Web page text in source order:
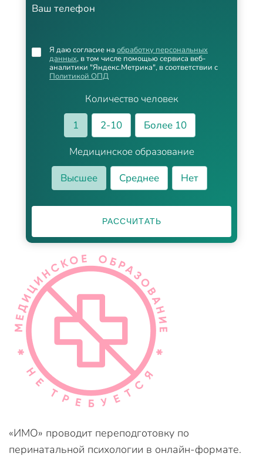
Ваш телефон
Количество человек
1
2-10
Более 10
Медицинское образование
Высшее
Среднее Нет
Я даю согласие на обработку персональных
данных, в том числе помощью сервиса веб-
аналитики "Яндекс.Метрика", в соответствии с
Политикой ОПД
РАССЧИТАТЬ
«ИМО» проводит переподготовку по
перинатальной психологии в онлайн-формате.